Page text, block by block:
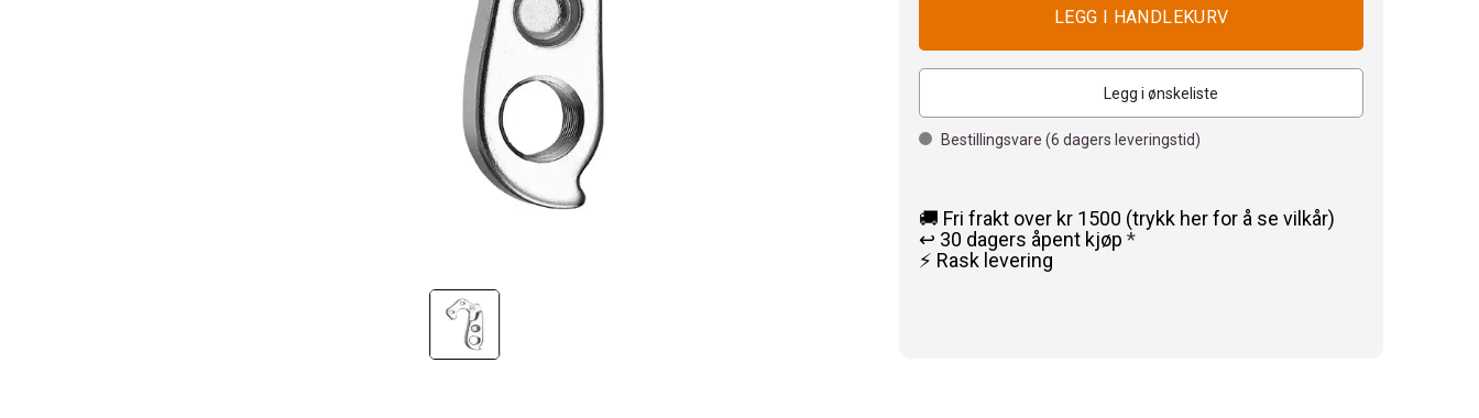
Legg i ønskeliste
Bestillingsvare (6 dagers leveringstid)
🚚 Fri frakt over kr 1500 (trykk her for å se vilkår)
↩️ 30 dagers åpent kjøp*
⚡ Rask levering